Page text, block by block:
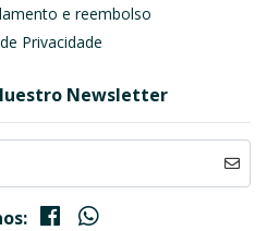
e reembolso
Privacidade
Newsletter